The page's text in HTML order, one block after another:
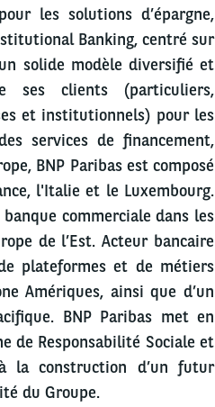
les solutions d’épargne,
Banking, centré sur
solide modèle diversifié et
ses clients (particuliers,
et institutionnels) pour les
services de financement,
BNP Paribas est composé
l'Italie et le Luxembourg.
commerciale dans les
de l’Est. Acteur bancaire
plateformes et de métiers
Amériques, ainsi que d’un
BNP Paribas met en
de Responsabilité Sociale et
la construction d’un futur
du Groupe.